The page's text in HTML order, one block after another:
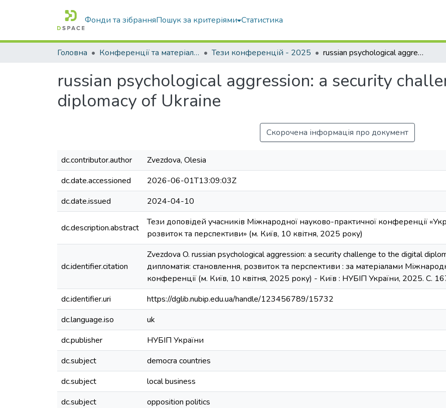
Фонди та зібранняПошук за критеріями Статистика
Головна Конференції та матеріали конференцій Тези конференцій - 2025 russian psychological aggression: a security challenge to the digital diplomacy of Ukraine
russian psychological aggression: a security
diplomacy of Ukraine
Скорочена інформація про документ
dc.contributor.author
Zvezdova, Olesia
dc.date.accessioned
2026-06-01T13:09:03Z
dc.date.issued
2024-04-10
dc.description.abstract
Тези доповідей учасників Міжнародної науково-практичної конференції
розвиток та перспективи» (м. Київ, 10 квітня, 2025 року)
dc.identifier.citation
Zvezdova O. russian psychological aggression: a security challenge to the digital
дипломатія: становлення, розвиток та перспективи : за матеріалами
конференції (м. Київ, 10 квітня, 2025 року) - Київ : НУБІП України, 2025. С.
dc.identifier.uri
https://dglib.nubip.edu.ua/handle/123456789/15732
dc.language.iso
uk
dc.publisher
НУБІП України
dc.subject
democra countries
dc.subject
local business
dc.subject
opposition politics